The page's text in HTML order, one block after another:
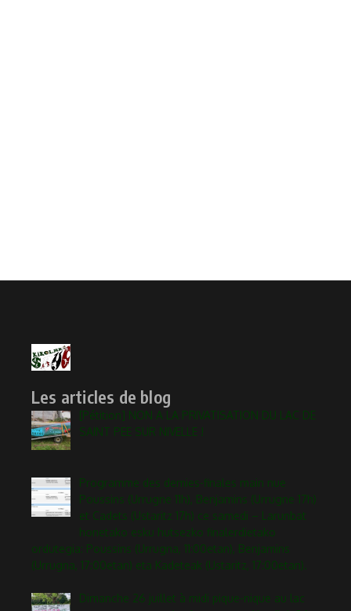
Les articles de blog
[Pétition] NON A LA PRIVATISATION DU LAC DE
SAINT PEE SUR NIVELLE !
Programme des demies-finales main nue
Poussins (Urrugne 11h), Benjamins (Urrugne 17h)
et Cadets (Ustaritz 17h) ce samedi – Larunbat
honetako esku hutsezko finalerdietako
ordutegia: Poussins (Urrugna, 11:00etan), Benjamins
(Urrugna, 17:00etan) eta Kadeteak (Ustaritz, 17:00etan).
Dimanche 26 juillet à midi pique-nique au lac